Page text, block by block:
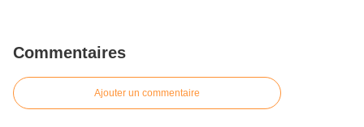
Commentaires
Ajouter un commentaire